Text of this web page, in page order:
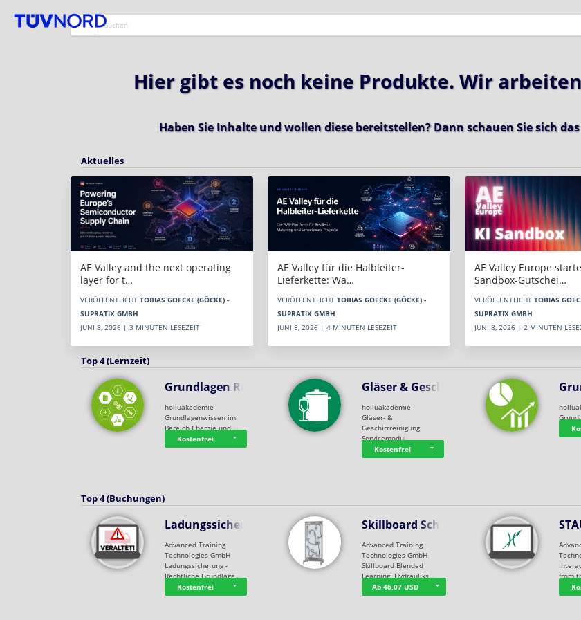
Hier gibt es noch keine Produkte. Wir
Haben Sie Inhalte und wollen diese bereitstellen? Dann schauen Sie sich das
Aktuelles
AE Valley and the next operating
layer for t…
VERÖFFENTLICHT TOBIAS GOECKE (GÖCKE) -
SUPRATIX GMBH
JUNI 8, 2026 | 3 MINUTEN LESEZEIT
AE Valley für die Halbleiter-
Lieferkette: Wa…
VERÖFFENTLICHT TOBIAS GOECKE (GÖCKE) -
SUPRATIX GMBH
JUNI 8, 2026 | 4 MINUTEN LESEZEIT
AE Valley Europe
Sandbox-Gutschei…
VERÖFFENTLICHT TOBIAS
SUPRATIX GMBH
JUNI 8, 2026 | 2 MINUTEN
Top 4 (Lernzeit)
Grundlagen Rein…
holluakademie
Grundlagenwissen im
Bereich Chemie und …
Kostenfrei
Gläser & Geschi…
holluakademie
Gläser- &
Geschirrreinigung
Servicemodul
Kostenfrei
Top 4 (Buchungen)
Ladungssicherung
Advanced Training
Technologies GmbH
Ladungssicherung -
Rechtliche Grundlage…
Kostenfrei
Skillboard Schl…
Advanced Training
Technologies GmbH
Skillboard Blended
Learning: Hydrauliks…
Ab 46,07 USD
from